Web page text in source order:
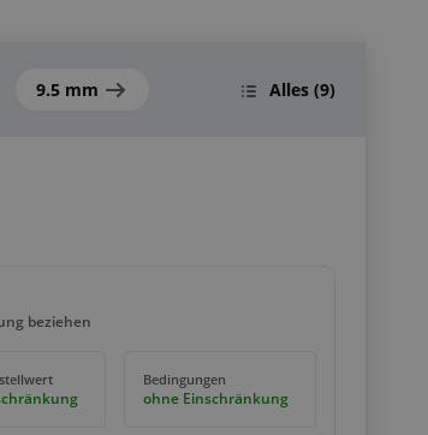
9.5 mm Alles (9)
beziehen
Bedingungen
ohne Einschränkung